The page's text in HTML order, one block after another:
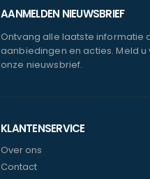
AANMELDEN NIEUWSBRIEF
Ontvang alle laatste informatie
aanbiedingen en acties. Meld
onze nieuwsbrief.
KLANTENSERVICE
Over ons
Contact